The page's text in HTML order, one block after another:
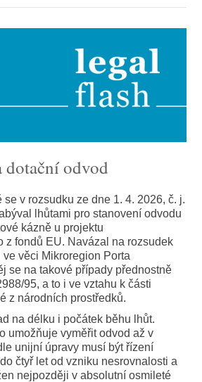
dotační odvod
se v rozsudku ze dne 1. 4. 2026, č. j.
lhůtami pro stanovení odvodu
kázně u projektu
z fondů EU. Navázal na rozsudek
věci Mikroregion Porta
se na takové případy přednostně
95, a to i ve vztahu k části
z národních prostředků.
na délku i počátek běhu lhůt.
umožňuje vyměřit odvod až v
unijní úpravy musí být řízení
čtyř let od vzniku nesrovnalosti a
nejpozději v absolutní osmileté